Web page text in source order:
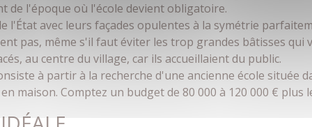
de l'époque où l'école devient obligatoire.
l'État avec leurs façades opulentes à la symétrie
pas, même s'il faut éviter les trop grandes bâtisses
au centre du village, car ils accueillaient du public.
à partir à la recherche d'une ancienne école située
maison. Comptez un budget de 80 000 à 120 000 € plus